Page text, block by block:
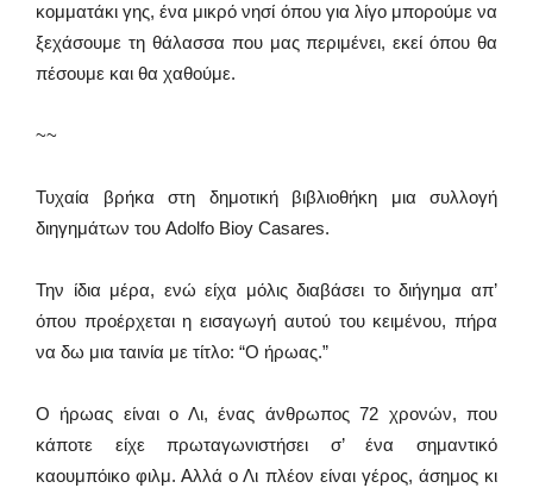
κομματάκι γης, ένα μικρό νησί όπου για λίγο μπορούμε να
ξεχάσουμε τη θάλασσα που μας περιμένει, εκεί όπου θα
πέσουμε και θα χαθούμε.
~~
Τυχαία βρήκα στη δημοτική βιβλιοθήκη μια συλλογή
διηγημάτων του Adolfo Bioy Casares.
Την ίδια μέρα, ενώ είχα μόλις διαβάσει το διήγημα απ’
όπου προέρχεται η εισαγωγή αυτού του κειμένου, πήρα
να δω μια ταινία με τίτλο: “Ο ήρωας.”
Ο ήρωας είναι ο Λι, ένας άνθρωπος 72 χρονών, που
κάποτε είχε πρωταγωνιστήσει σ’ ένα σημαντικό
καουμπόικο φιλμ. Αλλά ο Λι πλέον είναι γέρος, άσημος κι